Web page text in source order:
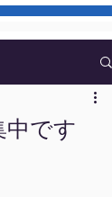
中です